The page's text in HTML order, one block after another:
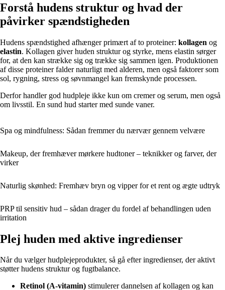
Forstå hudens struktur og hvad der
påvirker spændstigheden
Hudens spændstighed afhænger primært af to proteiner: kollagen og
elastin. Kollagen giver huden struktur og styrke, mens elastin sørger
for, at den kan strække sig og trække sig sammen igen. Produktionen
af disse proteiner falder naturligt med alderen, men også faktorer som
sol, rygning, stress og søvnmangel kan fremskynde processen.
Derfor handler god hudpleje ikke kun om cremer og serum, men også
om livsstil. En sund hud starter med sunde vaner.
Spa og mindfulness: Sådan fremmer du nærvær gennem velvære
Makeup, der fremhæver mørkere hudtoner – teknikker og farver, der
virker
Naturlig skønhed: Fremhæv bryn og vipper for et rent og ægte udtryk
PRP til sensitiv hud – sådan drager du fordel af behandlingen uden
irritation
Plej huden med aktive ingredienser
Når du vælger hudplejeprodukter, så gå efter ingredienser, der aktivt
støtter hudens struktur og fugtbalance.
Retinol (A-vitamin) stimulerer dannelsen af kollagen og kan